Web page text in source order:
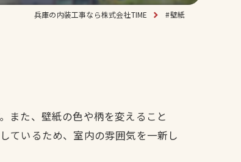
兵庫の内装工事なら株式会社TIME #壁紙
また、壁紙の色や柄を変えること
ているため、室内の雰囲気を一新し